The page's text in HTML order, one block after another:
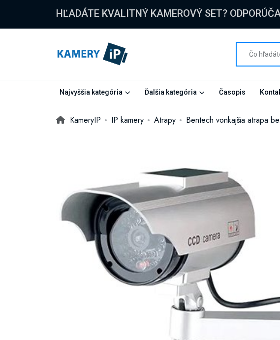
HĽADÁTE KVALITNÝ KAMEROVÝ SET?
Najvyššia kategória Ďalšia kategória Časopis
KameryIP IP kamery Atrapy
Bentech vonkajšia atrapa